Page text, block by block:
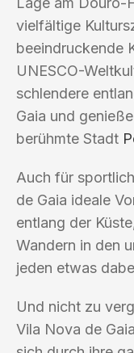
vielfältige
beeindruckende
UNESCO-
schlendere
Gaia und
berühmte Stadt
Auch für
de Gaia ideale
entlang der
Wandern in den
jeden etwas
Und nicht zu
Vila Nova de